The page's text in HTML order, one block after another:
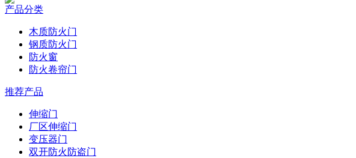
产品分类
木质防火门
钢质防火门
防火窗
防火卷帘门
推荐产品
伸缩门
厂区伸缩门
变压器门
双开防火防盗门